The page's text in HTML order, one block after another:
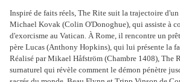
Inspiré de faits réels, The Rite suit la trajectoire
Michael Kovak (Colin O'Donoghue), qui assiste à
d'exorcisme au Vatican. À Rome, il rencontre un
père Lucas (Anthony Hopkins), qui lui présente la
Réalisé par Mikael Håfström (Chambre 1408), The
surnaturel qui révèle comment le démon pénètre